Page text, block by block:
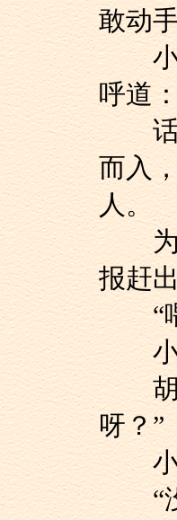
敢动
小天
呼道
话声
而入
人。
为首
报赶
“喂
小天
胡
呀？”
小天
“没